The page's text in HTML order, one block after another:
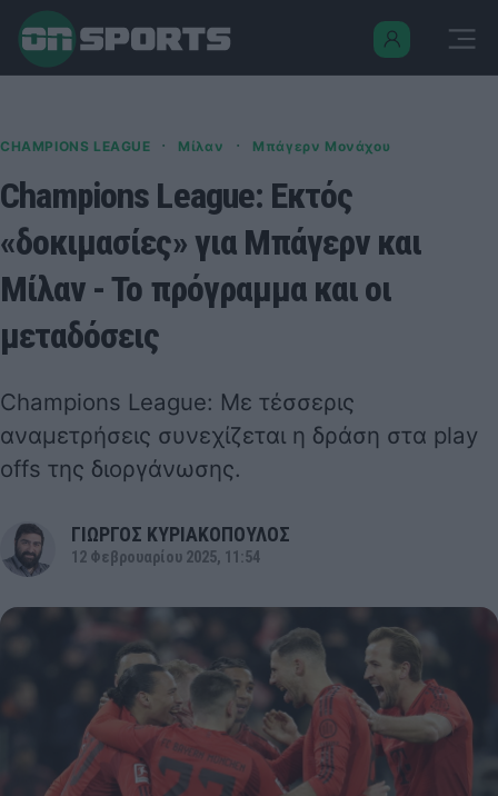
CHAMPIONS LEAGUE · Μίλαν · Μπάγερν Μονάχου
Champions League: Εκτός
«δοκιμασίες» για Μπάγερν και
Μίλαν - Το πρόγραμμα και οι
μεταδόσεις
Champions League: Με τέσσερις
αναμετρήσεις συνεχίζεται η δράση στα play
offs της διοργάνωσης.
ΓΙΩΡΓΟΣ ΚΥΡΙΑΚΟΠΟΥΛΟΣ
12 Φεβρουαρίου 2025, 11:54